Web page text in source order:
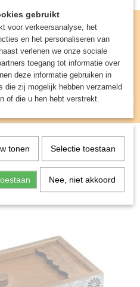
UW WINKELWAGEN
(0)
Puzzle Secret Box Spring -
gebruikt
voor verkeersanalyse, het
en het personaliseren van
verlenen we onze sociale
toegang tot informatie over
deze informatie gebruiken in
die zij mogelijk hebben verzameld
of die u hen hebt verstrekt.
tonen Selectie toestaan
Nee, niet akkoord